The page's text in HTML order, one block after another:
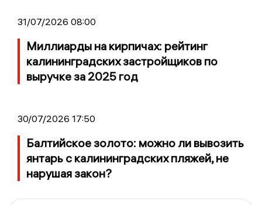
31/07/2026 08:00
Миллиарды на кирпичах: рейтинг
калининградских застройщиков по
выручке за 2025 год
30/07/2026 17:50
Балтийское золото: можно ли вывозить
янтарь с калининградских пляжей, не
нарушая закон?